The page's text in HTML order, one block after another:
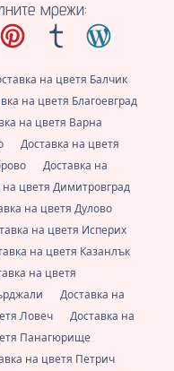
мрежи:
на цветя Балчик
на цветя Благоевград
на цветя Варна
Доставка на цветя
Доставка на
на цветя Димитровград
на цветя Дулово
на цветя Исперих
на цветя Казанлък
на цветя
Доставка на
Ловеч
Доставка на
Панагюрище
на цветя Петрич